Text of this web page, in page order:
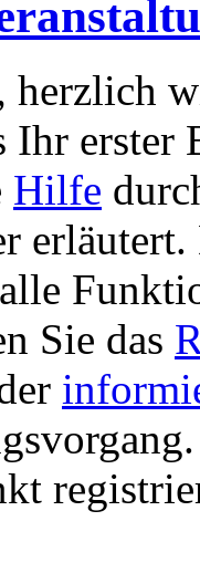
herzlich
erster
Hilfe
Sie das